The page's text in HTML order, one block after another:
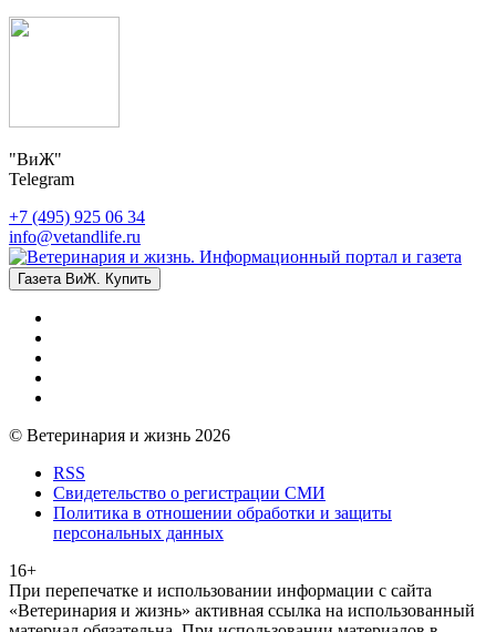
"ВиЖ"
Telegram
+7 (495) 925 06 34
info@vetandlife.ru
Газета ВиЖ. Купить
© Ветеринария и жизнь 2026
RSS
Свидетельство о регистрации СМИ
Политика в отношении обработки и защиты
персональных данных
16+
При перепечатке и использовании информации с сайта
«Ветеринария и жизнь» активная ссылка на использованный